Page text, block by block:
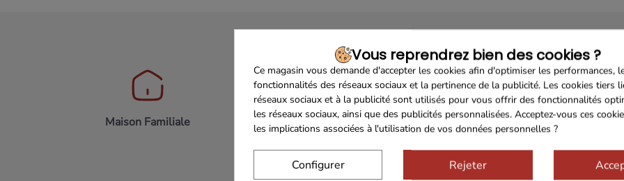
Maison Familiale Paiement Sécurisé Franco de port 79€
Vous reprendrez bien des cookies ?
Ce magasin vous demande d'accepter les cookies afin d'optimiser les performances,
fonctionnalités des réseaux sociaux et la pertinence de la publicité. Les cookies tiers
réseaux sociaux et à la publicité sont utilisés pour vous offrir des fonctionnalités
les réseaux sociaux, ainsi que des publicités personnalisées. Acceptez-vous ces
les implications associées à l'utilisation de vos données personnelles ?
Configurer Rejeter